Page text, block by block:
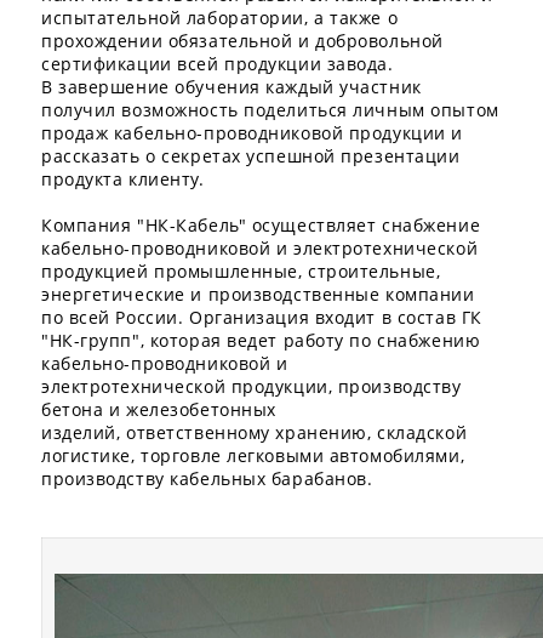
испытательной лаборатории, а также о
прохождении обязательной и добровольной
сертификации всей продукции завода. ⠀
В завершение обучения каждый участник
получил возможность поделиться личным опытом
продаж кабельно-проводниковой продукции и
рассказать о секретах успешной презентации
продукта клиенту.
Компания "НК-Кабель" осуществляет снабжение
кабельно-проводниковой и электротехнической
продукцией промышленные, строительные,
энергетические и производственные компании
по всей России. Организация входит в состав ГК
"НК-групп", которая ведет работу по снабжению
кабельно-проводниковой и
электротехнической продукции, производству
бетона и железобетонных
изделий, ответственному хранению, складской
логистике, торговле легковыми автомобилями,
производству кабельных барабанов.